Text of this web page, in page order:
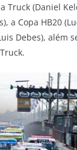
Truck (Daniel
a Copa HB20
Debes), além